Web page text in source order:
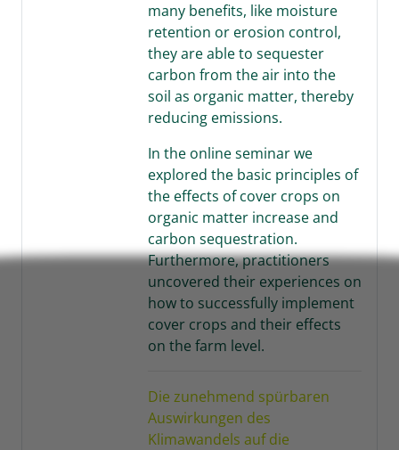
many benefits, like moisture
retention or erosion control,
they are able to sequester
carbon from the air into the
soil as organic matter, thereby
reducing emissions.
In the online seminar we
explored the basic principles of
the effects of cover crops on
organic matter increase and
carbon sequestration.
Furthermore, practitioners
uncovered their experiences on
how to successfully implement
cover crops and their effects
on the farm level.
Die zunehmend spürbaren
Auswirkungen des
Klimawandels auf die